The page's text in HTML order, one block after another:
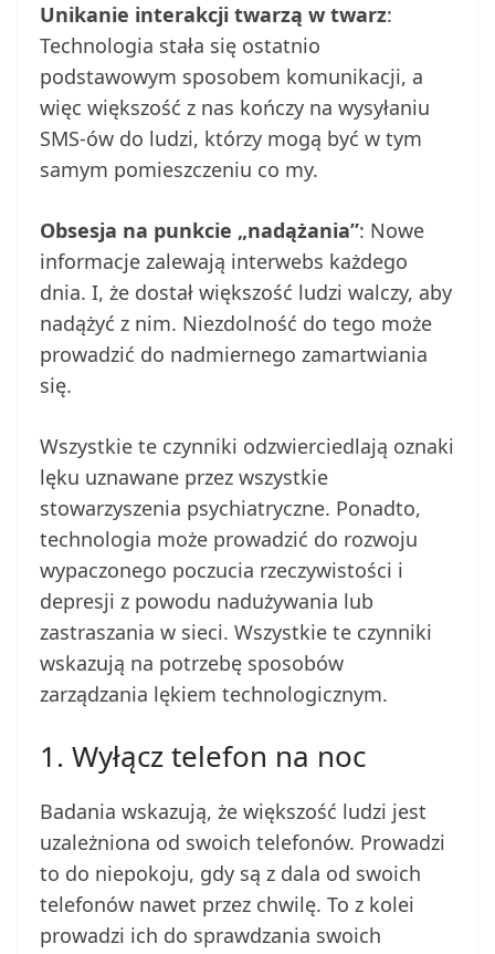
Unikanie interakcji twarzą w twarz:
Technologia stała się ostatnio
podstawowym sposobem komunikacji, a
więc większość z nas kończy na wysyłaniu
SMS-ów do ludzi, którzy mogą być w tym
samym pomieszczeniu co my.
Obsesja na punkcie „nadążania”: Nowe
informacje zalewają interwebs każdego
dnia. I, że dostał większość ludzi walczy, aby
nadążyć z nim. Niezdolność do tego może
prowadzić do nadmiernego zamartwiania
się.
Wszystkie te czynniki odzwierciedlają oznaki
lęku uznawane przez wszystkie
stowarzyszenia psychiatryczne. Ponadto,
technologia może prowadzić do rozwoju
wypaczonego poczucia rzeczywistości i
depresji z powodu nadużywania lub
zastraszania w sieci. Wszystkie te czynniki
wskazują na potrzebę sposobów
zarządzania lękiem technologicznym.
1. Wyłącz telefon na noc
Badania wskazują, że większość ludzi jest
uzależniona od swoich telefonów. Prowadzi
to do niepokoju, gdy są z dala od swoich
telefonów nawet przez chwilę. To z kolei
prowadzi ich do sprawdzania swoich